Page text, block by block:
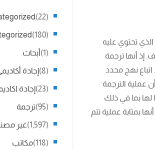
تحتوي عليه
إذ أنها ترجمة
نهج محدد
عملية الترجمة
لها بما في ذلك
بمثابة عملية تتم
(22)
(180)
أبحاث (1)
إجادة (8)
إجادة (23)
ترجمة (95)
غير (1,597)
مكاتب (118)